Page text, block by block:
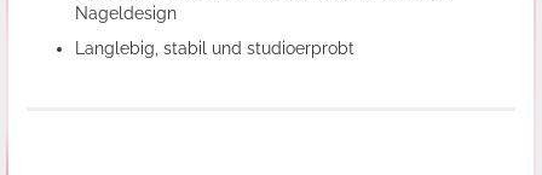
Nageldesign
Langlebig, stabil und studioerprobt